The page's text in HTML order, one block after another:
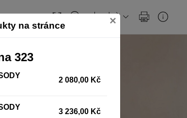
na stránce ×
323
2 080,00 Kč
3 236,00 Kč